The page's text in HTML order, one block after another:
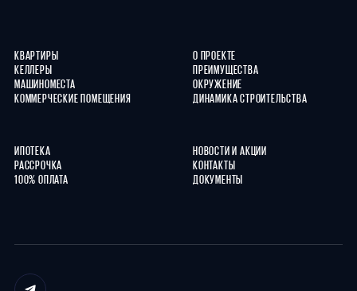
КВАРТИРЫ
КЕЛЛЕРЫ
МАШИНОМЕСТА
КОММЕРЧЕСКИЕ ПОМЕЩЕНИЯ
О ПРОЕКТЕ
ПРЕИМУЩЕСТВА
ОКРУЖЕНИЕ
ДИНАМИКА СТРОИТЕЛЬСТВА
ИПОТЕКА
РАССРОЧКА
100% ОПЛАТА
НОВОСТИ И АКЦИИ
КОНТАКТЫ
ДОКУМЕНТЫ